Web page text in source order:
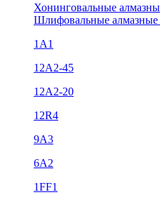
Хонинговальные
Шлифовальные алмазные
1А1
12A2-45
12А2-20
12R4
9А3
6А2
1FF1